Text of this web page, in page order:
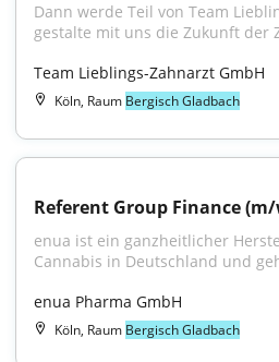
Dann werde Teil von Team
gestalte mit uns die Zukunft der
Team Lieblings-Zahnarzt GmbH
Köln, Raum Bergisch Gladbach
Referent Group Finance
enua ist ein ganzheitlicher
Cannabis in Deutschland und
enua Pharma GmbH
Köln, Raum Bergisch Gladbach